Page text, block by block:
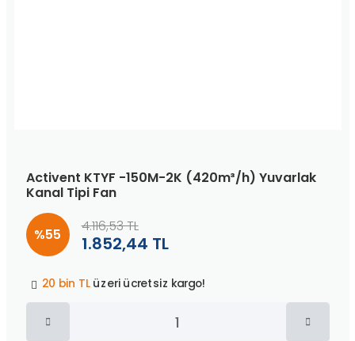
Activent KTYF -150M-2K (420m³/h) Yuvarlak
Kanal Tipi Fan
%55 1.852,44 TL
4.116,53 TL
20 bin TLüzeri ücretsiz kargo!
40 bin TL
Peşin fiyatına
üzeri ücretsiz kargo!